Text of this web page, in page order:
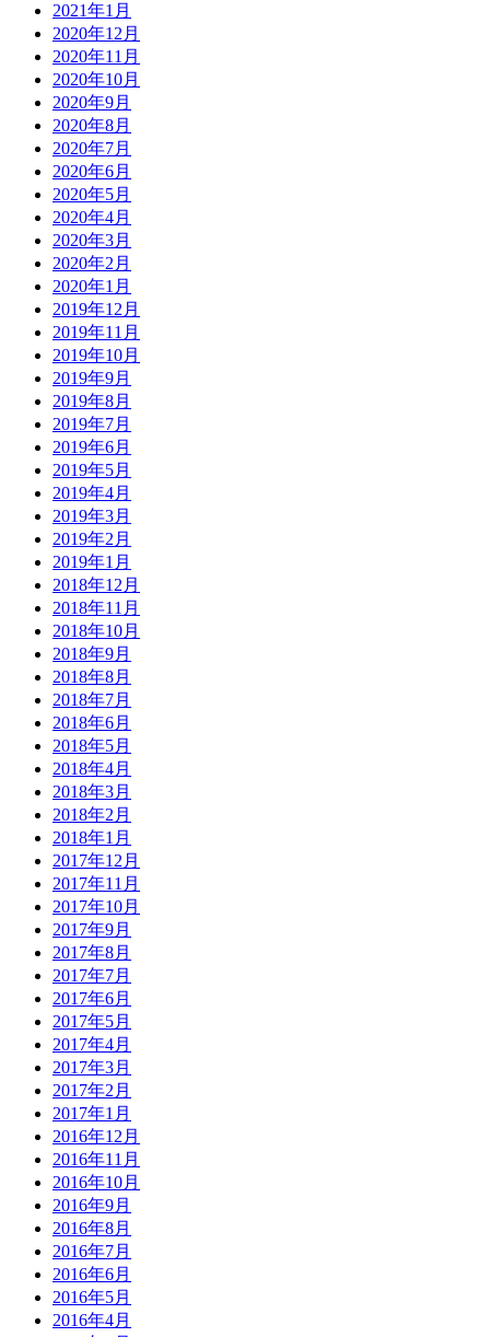
2021年1月
2020年12月
2020年11月
2020年10月
2020年9月
2020年8月
2020年7月
2020年6月
2020年5月
2020年4月
2020年3月
2020年2月
2020年1月
2019年12月
2019年11月
2019年10月
2019年9月
2019年8月
2019年7月
2019年6月
2019年5月
2019年4月
2019年3月
2019年2月
2019年1月
2018年12月
2018年11月
2018年10月
2018年9月
2018年8月
2018年7月
2018年6月
2018年5月
2018年4月
2018年3月
2018年2月
2018年1月
2017年12月
2017年11月
2017年10月
2017年9月
2017年8月
2017年7月
2017年6月
2017年5月
2017年4月
2017年3月
2017年2月
2017年1月
2016年12月
2016年11月
2016年10月
2016年9月
2016年8月
2016年7月
2016年6月
2016年5月
2016年4月